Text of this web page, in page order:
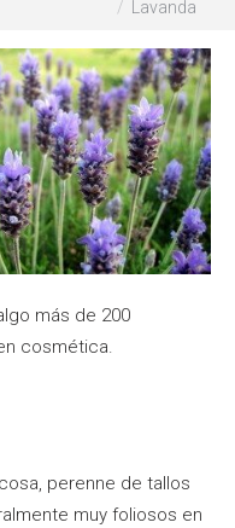
Lavanda
más de 200
cosmética.
perenne de tallos
muy foliosos en